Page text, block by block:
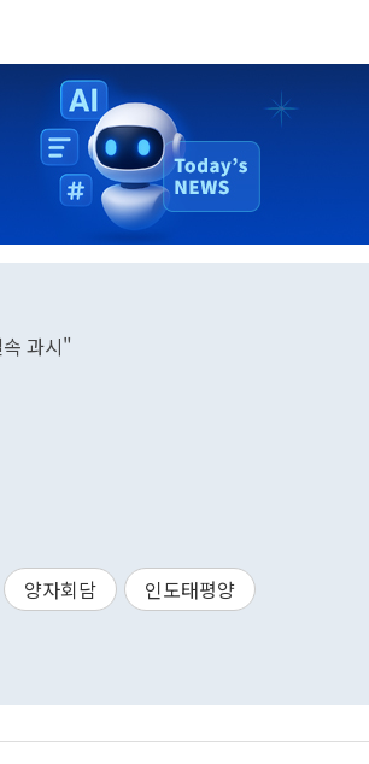
과시"
양자회담
인도태평양